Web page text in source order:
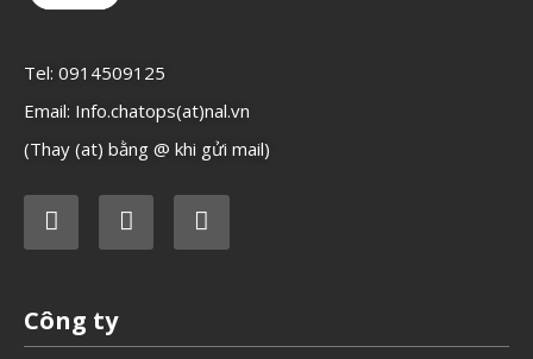
Tel: 0914509125
Email: Info.chatops(at)nal.vn
(Thay (at) bằng @ khi gửi mail)
Công ty